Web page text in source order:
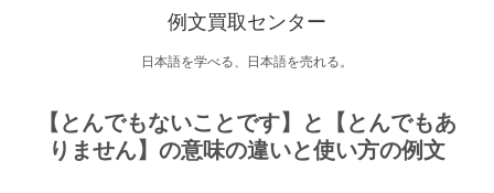
例文買取センター
日本語を学べる、日本語を売れる。
【とんでもないことです】と【とんでもあ
りません】の意味の違いと使い方の例文